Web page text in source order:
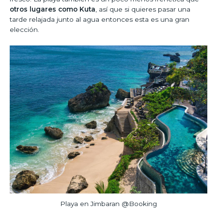
otros lugares como Kuta , así que si quieres pasar una
tarde relajada junto al agua entonces esta es una gran
elección.
Playa en Jimbaran @Booking